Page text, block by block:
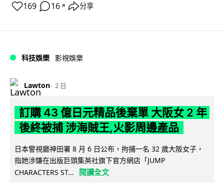
169 16 ↗ 分享
科技娛樂 影視娛樂
Lawton 2 日
訂購 43 億日元精品後棄單 大阪女 2 年
後終被捕 涉海賊王,火影周邊產品
日本警視廳神田署 8 月 6 日公布，拘捕一名 32 歲大阪女子，
指她涉嫌在出版巨頭集英社旗下官方網店「JUMP
CHARACTERS ST...
閱讀全文